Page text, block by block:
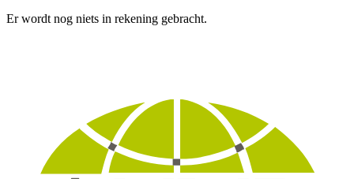
Er wordt nog niets in rekening gebracht.